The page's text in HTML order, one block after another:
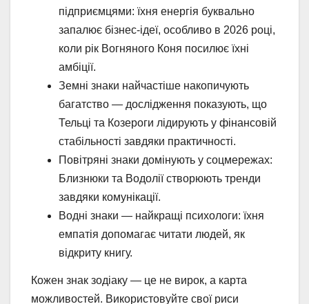
підприємцями: їхня енергія буквально
запалює бізнес-ідеї, особливо в 2026 році,
коли рік Вогняного Коня посилює їхні
амбіції.
Земні знаки найчастіше накопичують
багатство — дослідження показують, що
Тельці та Козероги лідирують у фінансовій
стабільності завдяки практичності.
Повітряні знаки домінують у соцмережах:
Близнюки та Водолії створюють тренди
завдяки комунікації.
Водні знаки — найкращі психологи: їхня
емпатія допомагає читати людей, як
відкриту книгу.
Кожен знак зодіаку — це не вирок, а карта
можливостей. Використовуйте свої риси